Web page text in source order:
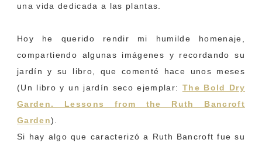
una vida dedicada a las plantas.
Hoy he querido rendir mi humilde homenaje,
compartiendo algunas imágenes y recordando su
jardín y su libro, que comenté hace unos meses
(Un libro y un jardín seco ejemplar: The Bold Dry
Garden. Lessons from the Ruth Bancroft
Garden).
Si hay algo que caracterizó a Ruth Bancroft fue su